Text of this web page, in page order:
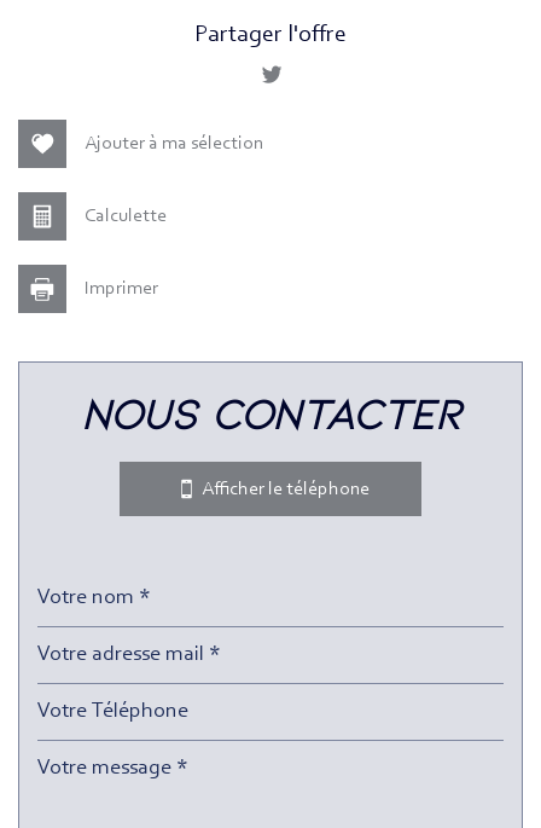
Bar
École maternelle
Enseignement supérieur
Bureau de poste
Partager l'offre
Ajouter à ma sélection
Calculette
Imprimer
nous contacter
Afficher le téléphone